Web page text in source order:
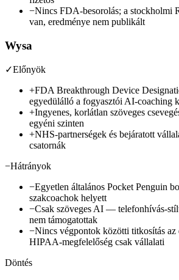
−Nincs FDA-besorolás; a stockholmi
van, eredménye nem publikált
Wysa
✓Előnyök
+FDA Breakthrough Device
egyedülálló a fogyasztói AI-coaching
+Ingyenes, korlátlan szöveges
egyéni szinten
+NHS-partnerségek és bejáratott
csatornák
−Hátrányok
−Egyetlen általános Pocket Penguin
szakcoachok helyett
−Csak szöveges AI — telefonhívás-
nem támogatottak
−Nincs végpontok közötti titkosítás az
HIPAA-megfelelőség csak vállalati
Döntés